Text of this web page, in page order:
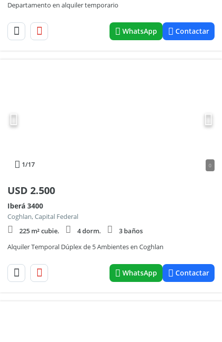
Departamento en alquiler temporario
WhatsApp Contactar
1/17 0
USD 2.500
Iberá 3400
Coghlan, Capital Federal
225 m² cubie.
4 dorm.
3 baños
Alquiler Temporal Dúplex de 5 Ambientes en Coghlan
WhatsApp Contactar